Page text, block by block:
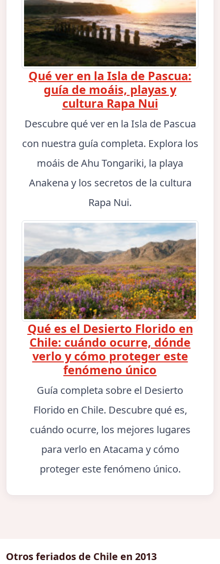
Qué ver en la Isla de Pascua:
guía de moáis, playas y
cultura Rapa Nui
Descubre qué ver en la Isla de Pascua
con nuestra guía completa. Explora los
moáis de Ahu Tongariki, la playa
Anakena y los secretos de la cultura
Rapa Nui.
Qué es el Desierto Florido en
Chile: cuándo ocurre, dónde
verlo y cómo proteger este
fenómeno único
Guía completa sobre el Desierto
Florido en Chile. Descubre qué es,
cuándo ocurre, los mejores lugares
para verlo en Atacama y cómo
proteger este fenómeno único.
Otros feriados de Chile en 2013